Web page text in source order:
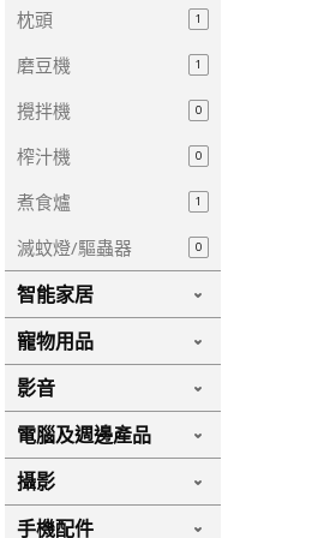
枕頭 1
磨豆機 1
攪拌機 0
榨汁機 0
煮食爐 1
滅蚊燈/驅蟲器 0
智能家居
寵物用品
影音
電腦及週邊產品
攝影
手機配件